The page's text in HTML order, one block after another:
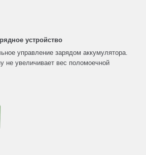
устройство
управление зарядом аккумулятора.
не увеличивает вес поломоечной